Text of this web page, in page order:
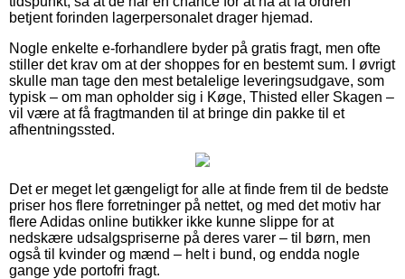
betjent forinden lagerpersonalet drager hjemad.
Nogle enkelte e-forhandlere byder på gratis fragt, men ofte
stiller det krav om at der shoppes for en bestemt sum. I øvrigt
skulle man tage den mest betalelige leveringsudgave, som
typisk – om man opholder sig i Køge, Thisted eller Skagen –
vil være at få fragtmanden til at bringe din pakke til et
afhentningssted.
Det er meget let gængeligt for alle at finde frem til de bedste
priser hos flere forretninger på nettet, og med det motiv har
flere Adidas online butikker ikke kunne slippe for at
nedskære udsalgspriserne på deres varer – til børn, men
også til kvinder og mænd – helt i bund, og endda nogle
gange yde portofri fragt.